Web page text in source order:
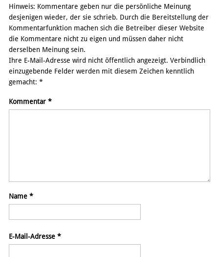
Hinweis: Kommentare geben nur die persönliche Meinung
desjenigen wieder, der sie schrieb. Durch die Bereitstellung der
Kommentarfunktion machen sich die Betreiber dieser Website
die Kommentare nicht zu eigen und müssen daher nicht
derselben Meinung sein.
Ihre E-Mail-Adresse wird nicht öffentlich angezeigt. Verbindlich
einzugebende Felder werden mit diesem Zeichen kenntlich
gemacht: *
Kommentar *
Name *
E-Mail-Adresse *